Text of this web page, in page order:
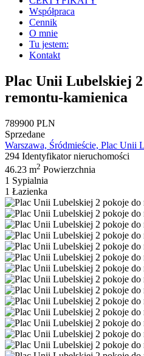
Współpraca
Cennik
O mnie
Tu jestem:
Kontakt
Plac Unii Lubelskiej
remontu-kamienica
789900 PLN
Sprzedane
Warszawa, Śródmieście, Plac Unii
294 Identyfikator nieruchomości
46.23 m2 Powierzchnia
1 Sypialnia
1 Łazienka